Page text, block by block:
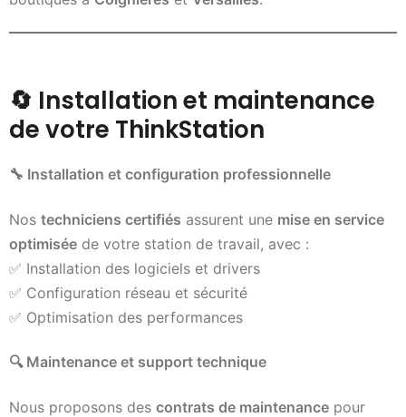
🔄 Installation et maintenance
de votre ThinkStation
🔧 Installation et configuration professionnelle
Nos techniciens certifiés assurent une mise en service
optimisée de votre station de travail, avec :
✅ Installation des logiciels et drivers
✅ Configuration réseau et sécurité
✅ Optimisation des performances
🔍Maintenance et support technique
Nous proposons des contrats de maintenance pour